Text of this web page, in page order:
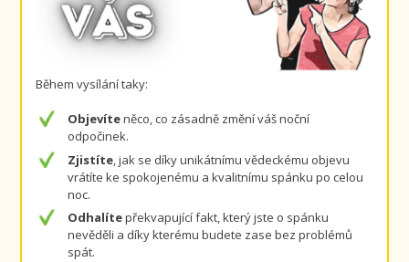
Během vysílání taky:
Objevíteněco, co zásadně změní váš noční
odpočinek.
Zjistíte, jak se díky unikátnímu vědeckému objevu
vrátíte ke spokojenému a kvalitnímu spánku po celou
noc.
Odhalítepřekvapující fakt, který jste o spánku
nevěděli a díky kterému budete zase bez problémů
spát.